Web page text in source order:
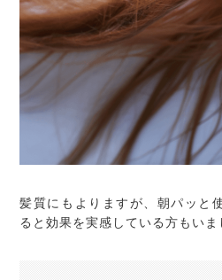
髪質にもよりますが、朝パッと
ると効果を実感している方もいま